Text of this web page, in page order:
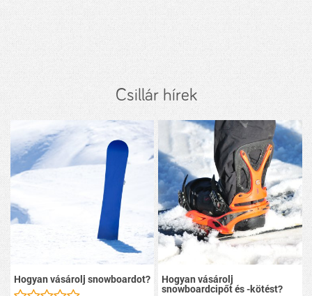
Csillár hírek
Hogyan vásárolj snowboardot? Hogyan vásárolj
snowboardcipőt és -kötést?